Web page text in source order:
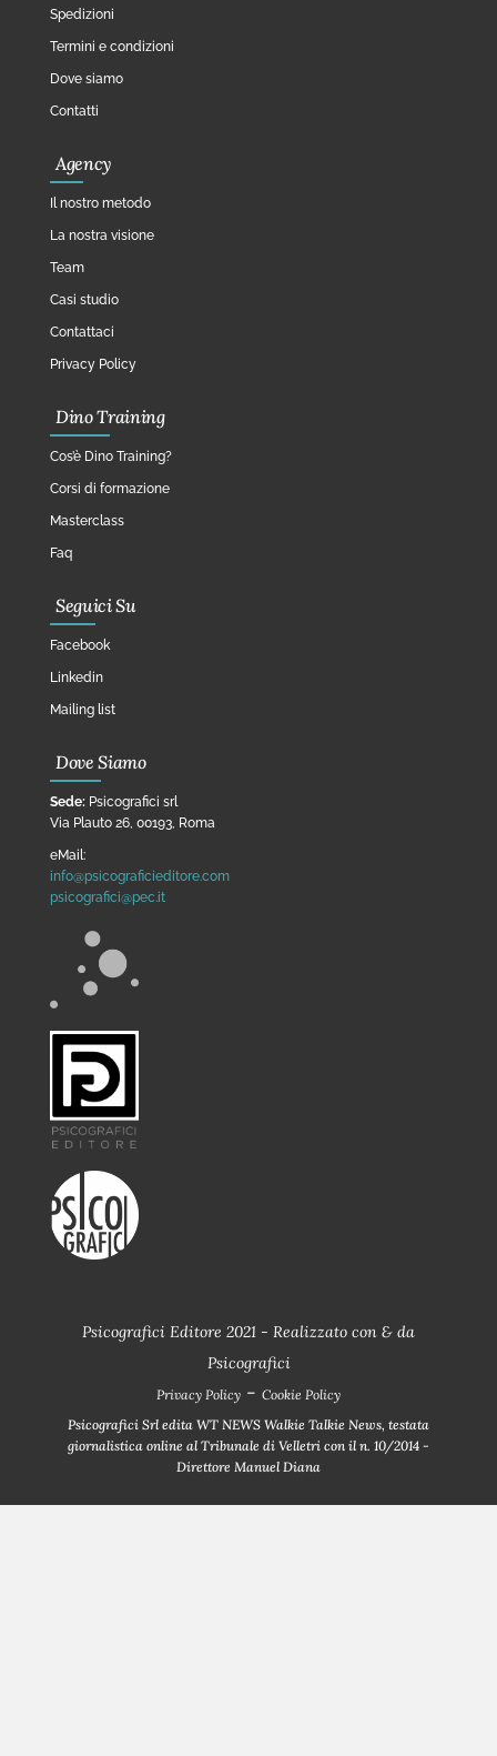
Spedizioni
Termini e condizioni
Dove siamo
Contatti
Agency
Il nostro metodo
La nostra visione
Team
Casi studio
Contattaci
Privacy Policy
Dino Training
Cos’è Dino Training?
Corsi di formazione
Masterclass
Faq
Seguici Su
Facebook
Linkedin
Mailing list
Dove Siamo
Sede: Psicografici srl
Via Plauto 26, 00193, Roma
eMail:
info@psicograficieditore.com
psicografici@pec.it
Psicografici Editore 2021 - Realizzato con & da
Psicografici
Privacy Policy - Cookie Policy
Psicografici Srl edita WT NEWS Walkie Talkie News, testata
giornalistica online al Tribunale di Velletri con il n. 10/2014 -
Direttore Manuel Diana